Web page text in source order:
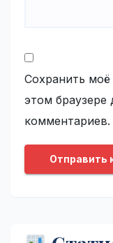
Сохранить моё
этом
комментариев.